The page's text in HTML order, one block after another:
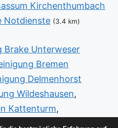
Kirchenthumbach
Notdienste (3.4 km)
Brake Unterweser
Bremen
Delmenhorst
Wildeshausen,
Kattenturm,
Kanalsanierung Verden